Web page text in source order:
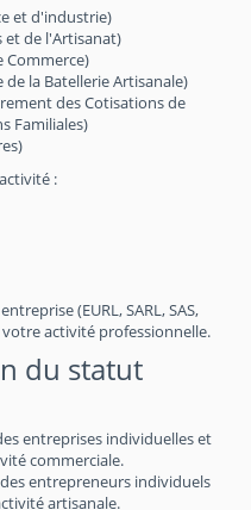
et d'industrie)
et de l'Artisanat)
Commerce)
de la Batellerie Artisanale)
des Cotisations de
Familiales)
:
(EURL, SARL, SAS,
votre activité professionnelle.
du statut
entreprises individuelles et
commerciale.
entrepreneurs individuels
artisanale.